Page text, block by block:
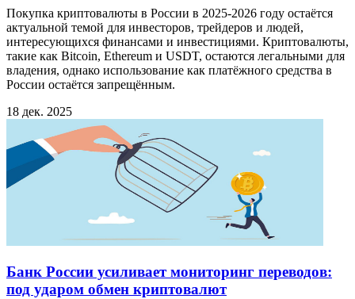
Покупка криптовалюты в России в 2025-2026 году остаётся
актуальной темой для инвесторов, трейдеров и людей,
интересующихся финансами и инвестициями. Криптовалюты,
такие как Bitcoin, Ethereum и USDT, остаются легальными для
владения, однако использование как платёжного средства в
России остаётся запрещённым.
18 дек. 2025
Банк России усиливает мониторинг переводов:
под ударом обмен криптовалют